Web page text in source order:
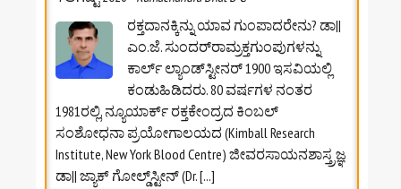
ರಕ್ತದಾನಕ್ಕಿನ್ನು ಯಾವ ಗುಂಪಾದರೇನು? ಡಾ||
ಎಂ.ಜೆ. ಸುಂದರ್‌ರಾಮ್ರಕ್ತಗುಂಪುಗಳನ್ನು
ಕಾರ್ಲ್ ಲ್ಯಾಂಡ್‌ಸ್ಟೀನರ್ 1900 ಇಸವಿಯಲ್ಲಿ
ಕಂಡುಹಿಡಿದರು. 80 ವರ್ಷಗಳ ನಂತರ
1981ರಲ್ಲಿ, ನ್ಯೂಯಾರ್ಕ್ ರಕ್ತಕೇಂದ್ರದ ಕಿಂಬಲ್
ಸಂಶೋಧನಾ ಪ್ರಯೋಗಾಲಯದ (Kimball Research
Institute, New York Blood Centre) ಜೀವರಸಾಯನಶಾಸ್ತ್ರಜ್ಞ
ಡಾ|| ಜ್ಯಾಕ್ ಗೋಲ್ಡ್‌ಸ್ಟೀನ್ (Dr.[...]